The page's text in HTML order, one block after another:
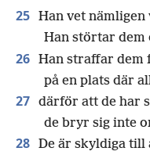
25 Han vet nämligen
Han störtar dem
26 Han straffar dem
på en plats där
27 därför att de har
de bryr sig inte
28 De är skyldiga till